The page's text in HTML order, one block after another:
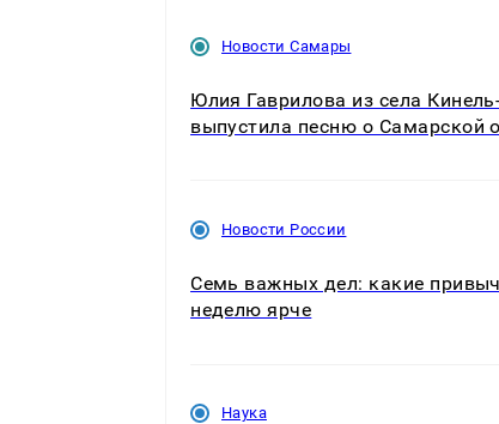
Новости Самары
Юлия Гаврилова из села
выпустила песню о Самарской
Новости России
Семь важных дел: какие
неделю ярче
Наука